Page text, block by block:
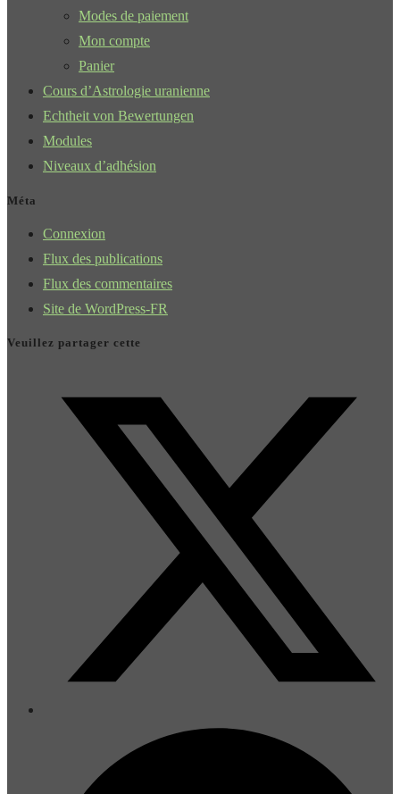
Modes de paiement
Mon compte
Panier
Cours d’Astrologie uranienne
Echtheit von Bewertungen
Modules
Niveaux d’adhésion
Méta
Connexion
Flux des publications
Flux des commentaires
Site de WordPress-FR
Veuillez partager cette